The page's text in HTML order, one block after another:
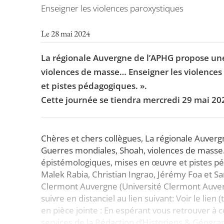
Enseigner les violences paroxystiques
Le 28 mai 2024
La régionale Auvergne de l’APHG propose
violences de masse… Enseigner les
et pistes pédagogiques. ».
Cette journée se tiendra mercredi 29 mai
Chères et chers collègues, La régionale
Guerres mondiales, Shoah, violences de
épistémologiques, mises en œuvre et pistes
Malek Rabia, Christian Ingrao, Jérémy Foa et
Clermont Auvergne (Université Clermont
suivre en distanciel au lien suivant: Voir le
en pièce jointe : En espérant vous retrouver à